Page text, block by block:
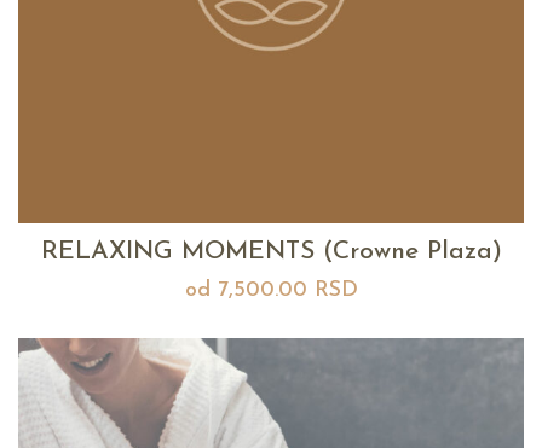
RELAXING MOMENTS (Crowne Plaza)
od 7,500.00 RSD